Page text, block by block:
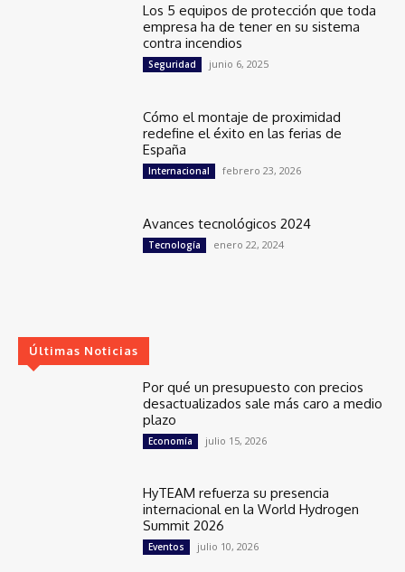
Los 5 equipos de protección que toda
empresa ha de tener en su sistema
contra incendios
Seguridad junio 6, 2025
Cómo el montaje de proximidad
redefine el éxito en las ferias de
España
Internacional febrero 23, 2026
Avances tecnológicos 2024
Tecnología enero 22, 2024
Últimas Noticias
Por qué un presupuesto con precios
desactualizados sale más caro a medio
plazo
Economía julio 15, 2026
HyTEAM refuerza su presencia
internacional en la World Hydrogen
Summit 2026
Eventos julio 10, 2026